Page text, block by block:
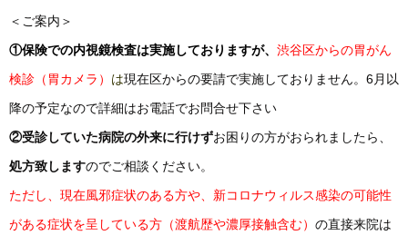
＜ご案内＞
①保険での内視鏡検査は実施しておりますが、 渋谷区からの胃がん
検診（胃カメラ） は現在区からの要請で実施しておりません。6月以
降の予定なので詳細はお電話でお問合せ下さい
②受診していた病院の外来に行けずお困りの方がおられましたら、
処方致しますのでご相談ください。
ただし、現在風邪症状のある方や、新コロナウィルス感染の可能性
がある症状を呈している方（渡航歴や濃厚接触含む） の直接来院は